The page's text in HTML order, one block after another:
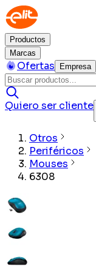
Productos
Marcas
Ofertas Empresa
Quiero ser cliente
Otros
Periféricos
Mouses
6308